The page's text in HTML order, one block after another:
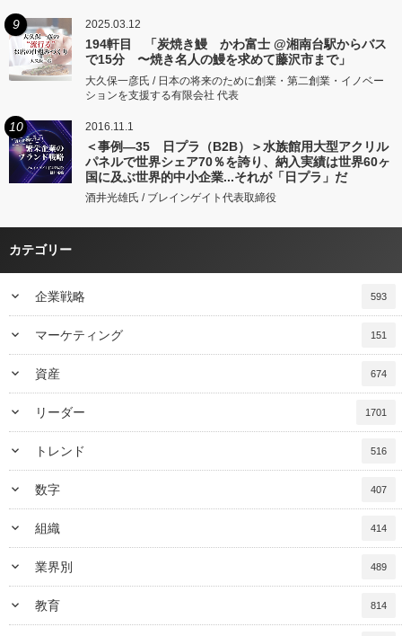
9 2025.03.12
194軒目 「炭焼き鰻 かわ富士 @湘南台駅からバス
で15分 〜焼き名人の鰻を求めて藤沢市まで」
大久保一彦氏 / 日本の将来のために創業・第二創業・イノベー
ションを支援する有限会社 代表
10 2016.11.1
＜事例―35 日プラ（B2B）＞水族館用大型アクリル
パネルで世界シェア70％を誇り、納入実績は世界60ヶ
国に及ぶ世界的中小企業...それが「日プラ」だ
酒井光雄氏 / ブレインゲイト代表取締役
カテゴリー
keyboard_arrow_down 企業戦略 593
keyboard_arrow_down マーケティング 151
keyboard_arrow_down 資産 674
keyboard_arrow_down リーダー 1701
keyboard_arrow_down トレンド 516
keyboard_arrow_down 数字 407
keyboard_arrow_down 組織 414
keyboard_arrow_down 業界別 489
keyboard_arrow_down 教育 814